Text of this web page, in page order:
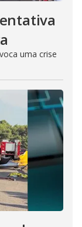
uma crise